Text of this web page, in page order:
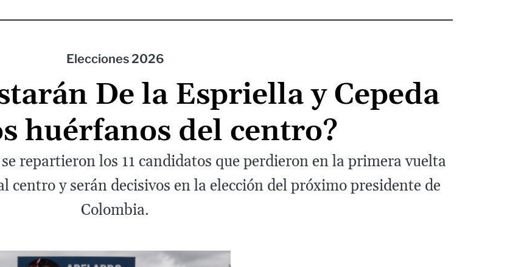
Elecciones 2026
De la Espriella y Cepeda
huérfanos del centro?
repartieron los 11 candidatos que perdieron en la primera vuelta
centro y serán decisivos en la elección del próximo presidente de
Colombia.